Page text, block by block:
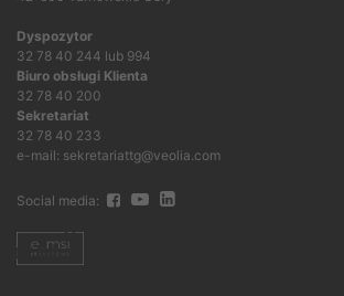
Dyspozytor
32 78 40 244 lub 994
Biuro obsługi Klienta
32 78 40 200
Sekretariat
32 78 40 233
e-mail: sekretariattg@veolia.com
Social media: